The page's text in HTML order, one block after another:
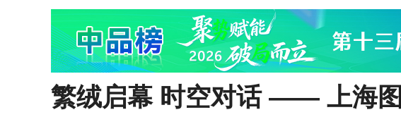
繁绒启幕 时空对话 —— 上海